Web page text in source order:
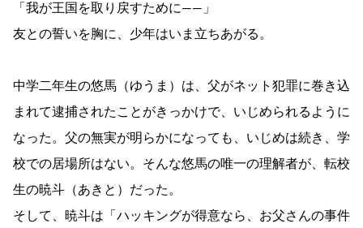
「我が王国を取り戻すために――」
友との誓いを胸に、少年はいま立ちあがる。
中学二年生の悠馬（ゆうま）は、父がネット犯罪に巻き込
まれて逮捕されたことがきっかけで、いじめられるように
なった。父の無実が明らかになっても、いじめは続き、学
校での居場所はない。そんな悠馬の唯一の理解者が、転校
生の暁斗（あきと）だった。
そして、暁斗は「ハッキングが得意なら、お父さんの事件